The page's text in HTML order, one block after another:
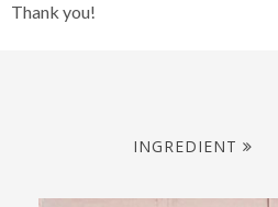
Thank you!
INGREDIENT